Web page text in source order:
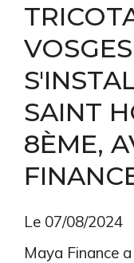
VOSGES
SAINT
8ÈME,
Le 07/08/2024
Maya Finance